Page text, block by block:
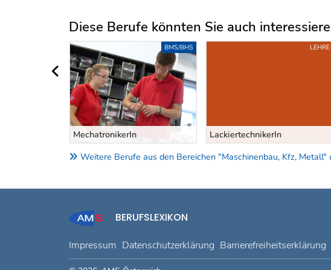
Diese Berufe könnten Sie auch
Uber weitere Berufsvorschläge
MechatronikerIn
BMS/BHS
LackiertechnikerIn
LEHRE
vorheriger Bereich
Weitere Berufe aus den Bereichen "Maschinenbau, Kfz,
BERUFSLEXIKON
Impressum Datenschutzerklärung Barrierefreiheitserklärung